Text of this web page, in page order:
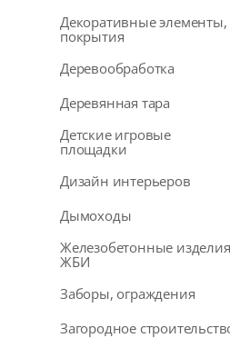
Декоративные элементы,
покрытия
Деревообработка
Деревянная тара
Детские игровые
площадки
Дизайн интерьеров
Дымоходы
Железобетонные
ЖБИ
Заборы, ограждения
Загородное